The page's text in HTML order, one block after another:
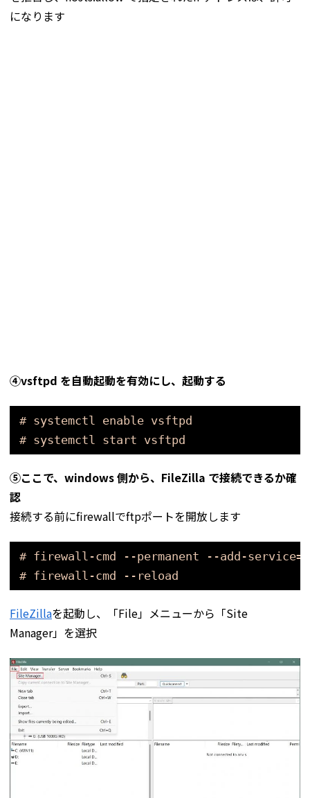
になります
④vsftpd を自動起動を有効にし、起動する
# systemctl enable vsftpd
# systemctl start vsftpd
⑤ここで、windows 側から、FileZilla で接続できるか確
認
接続する前にfirewallでftpポートを開放します
# firewall-cmd --permanent --add-
# firewall-cmd --reload
FileZillaを起動し、「File」メニューから「Site
Manager」を選択